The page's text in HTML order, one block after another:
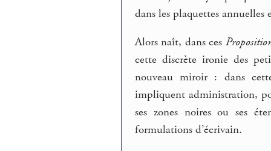
dans les plaquettes annuelles
Alors naît, dans ces
cette discrète ironie des
nouveau miroir : dans
impliquent administration,
ses zones noires ou ses
formulations d’écrivain.